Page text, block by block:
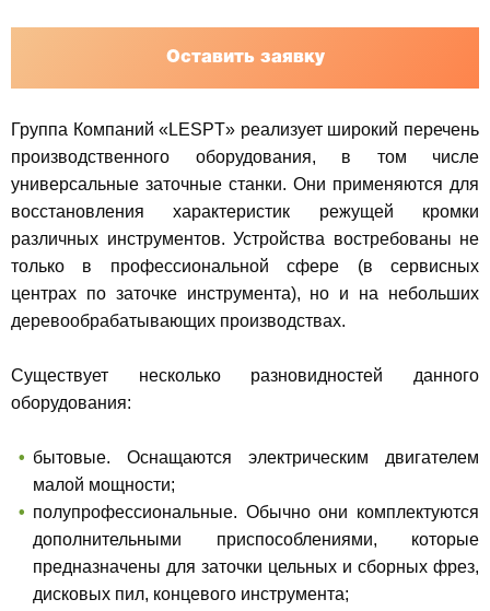
Оставить заявку
Группа Компаний «LESPT» реализует широкий перечень
производственного оборудования, в том числе
универсальные заточные станки. Они применяются для
восстановления характеристик режущей кромки
различных инструментов. Устройства востребованы не
только в профессиональной сфере (в сервисных
центрах по заточке инструмента), но и на небольших
деревообрабатывающих производствах.
Существует несколько разновидностей данного
оборудования:
бытовые. Оснащаются электрическим двигателем
малой мощности;
полупрофессиональные. Обычно они комплектуются
дополнительными приспособлениями, которые
предназначены для заточки цельных и сборных фрез,
дисковых пил, концевого инструмента;